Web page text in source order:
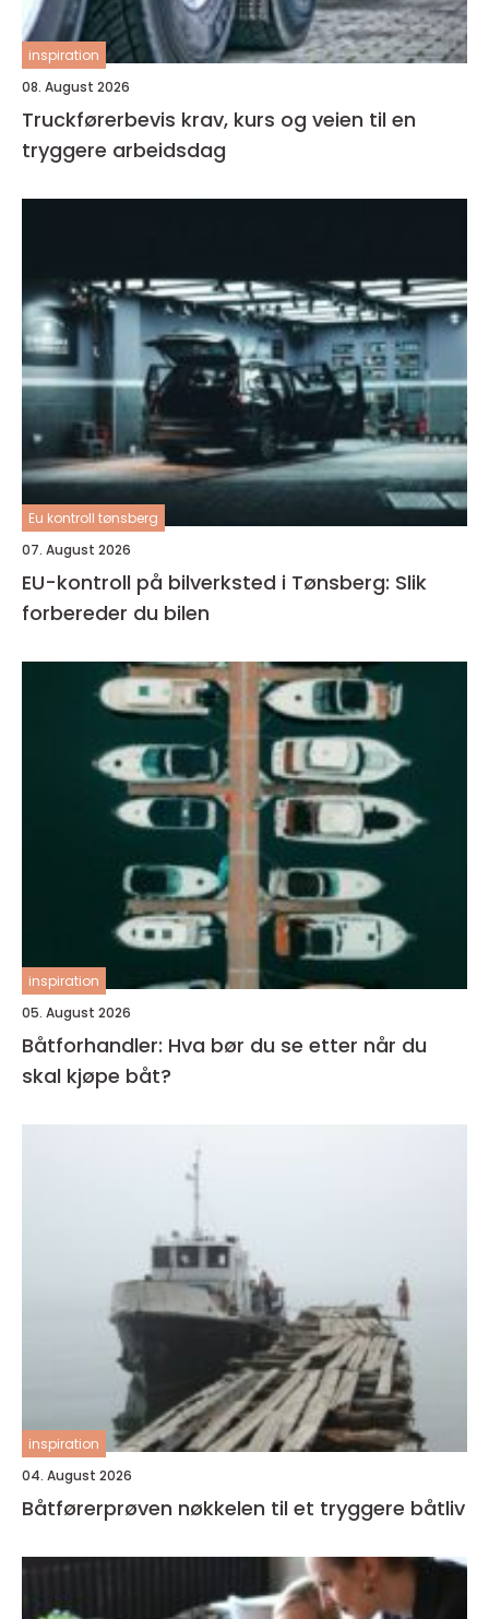
inspiration
08. August 2026
Truckførerbevis krav, kurs og veien til en
tryggere arbeidsdag
Eu kontroll tønsberg
07. August 2026
EU-kontroll på bilverksted i Tønsberg: Slik
forbereder du bilen
inspiration
05. August 2026
Båtforhandler: Hva bør du se etter når du
skal kjøpe båt?
inspiration
04. August 2026
Båtførerprøven nøkkelen til et tryggere båtliv